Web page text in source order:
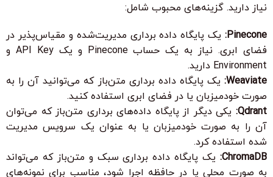
نیاز دارید. گزینه‌های محبوب شامل:
Pinecone: یک پایگاه داده برداری مدیریت‌شده و مقیاس‌پذیر در
فضای ابری. نیاز به یک حساب Pinecone و یک
API Key و
Environment دارید.
Weaviate: یک پایگاه داده برداری متن‌باز که می‌توانید آن را به
صورت خودمیزبان یا در فضای ابری استفاده کنید.
Qdrant: یکی دیگر از پایگاه داده‌های برداری متن‌باز که می‌توان
آن را به صورت خودمیزبان یا به عنوان یک سرویس مدیریت
شده استفاده کرد.
ChromaDB: یک پایگاه داده برداری سبک و متن‌باز که می‌تواند
به صورت محلی یا در حافظه اجرا شود، مناسب برای نمونه‌های